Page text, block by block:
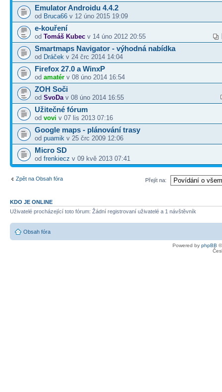
Emulator Androidu 4.4.2
od Bruca66 v 12 úno 2015 19:09
e-kouření
od Tomáš Kubec v 14 úno 2012 20:55
Smartmaps Navigator - výhodná nabídka
od Dráček v 24 črc 2014 14:04
Firefox 27.0 a WinxP
od amatér v 08 úno 2014 16:54
ZOH Soči
od SvoDa v 08 úno 2014 16:55
Užitečné fórum
od vovi v 07 lis 2013 07:16
Google maps - plánování trasy
od puamik v 25 črc 2009 12:06
Micro SD
od frenkiecz v 09 kvě 2013 07:41
Zpět na Obsah fóra Přejít na:
KDO JE ONLINE
Uživatelé procházející toto fórum: Žádní registrovaní uživatelé a 1 návštěvník
Obsah fóra
Powered by phpBB